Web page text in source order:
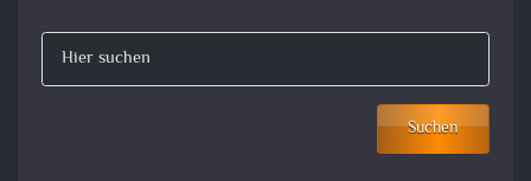
Suchen